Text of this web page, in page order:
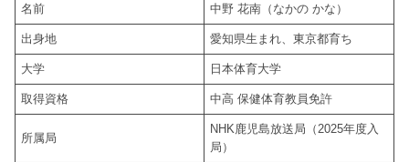
名前 中野 花南（なかの かな）
出身地 愛知県生まれ、東京都育ち
大学 日本体育大学
取得資格 中高 保健体育教員免許
所属局
NHK鹿児島放送局（2025年度入
局）